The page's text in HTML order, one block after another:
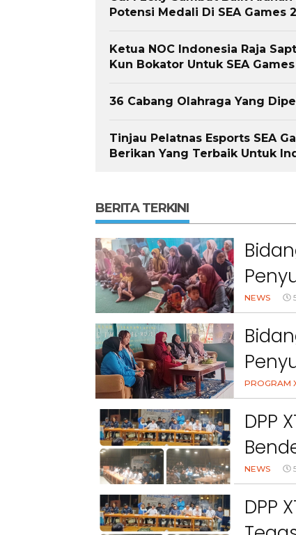
Potensi Medali Di SEA Games
Ketua NOC Indonesia Raja
Kun Bokator Untuk SEA
36 Cabang Olahraga Yang
Tinjau Pelatnas Esports SEA
Berikan Yang Terbaik Untuk
BERITA TERKINI
NEWS
PROGRAM
DPP
NEWS
DPP